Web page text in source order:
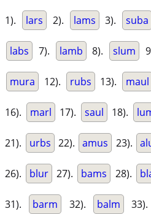
1). lars 2). lams 3). suba
labs 7). lamb 8). slum
mura 12). rubs 13). maul
16). marl 17). saul 18).
21). urbs 22). amus 23).
26). blur 27). bams 28).
31). barm 32). balm 33).